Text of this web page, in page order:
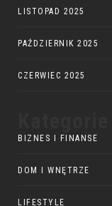
LISTOPAD 2025
PAŹDZIERNIK 2025
CZERWIEC 2025
BIZNES I FINANSE
DOM I WNĘTRZE
LIFESTYLE